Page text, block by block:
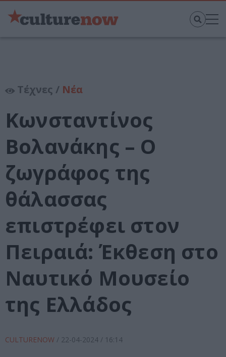
Τέχνες / Νέα
Κωνσταντίνος
Βολανάκης – Ο
ζωγράφος της
θάλασσας
επιστρέφει στον
Πειραιά: Έκθεση στο
Ναυτικό Μουσείο
της Ελλάδος
CULTURENOW / 22-04-2024 / 16:14